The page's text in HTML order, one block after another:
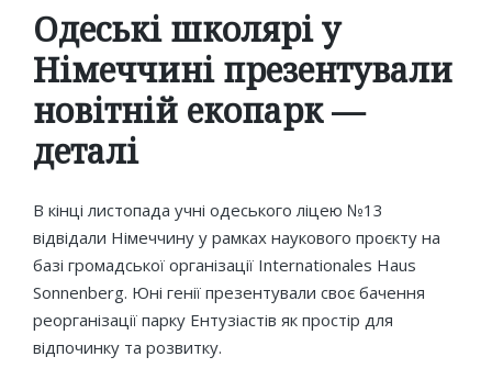
in
Одеські школярі у
Німеччині презентували
новітній екопарк —
деталі
В кінці листопада учні одеського ліцею №13
відвідали Німеччину у рамках наукового проєкту на
базі громадської організації Internationales Haus
Sonnenberg. Юні генії презентували своє бачення
реорганізації парку Ентузіастів як простір для
відпочинку та розвитку.